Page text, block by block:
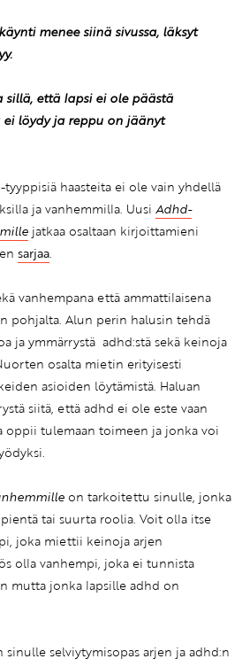
menee siinä sivussa, läksyt
että lapsi ei ole päästä
löydy ja reppu on jäänyt
tyyppisiä haasteita ei ole vain yhdellä
ja vanhemmilla. Uusi Adhd-
jatkaa osaltaan kirjoittamieni
sarjaa.
vanhempana että ammattilaisena
pohjalta. Alun perin halusin tehdä
ja ymmärrystä ­ adhd:stä sekä keinoja
osalta mietin erityisesti
asioiden löytämistä. Haluan
siitä, että adhd ei ole este vaan
oppii tulemaan toimeen ja jonka voi
on tarkoitettu sinulle, jonka
tai suurta roolia. Voit olla itse
joka miettii keinoja arjen
olla vanhempi, joka ei tunnista
mutta jonka lapsille adhd on
selviytymisopas arjen ja adhd:n